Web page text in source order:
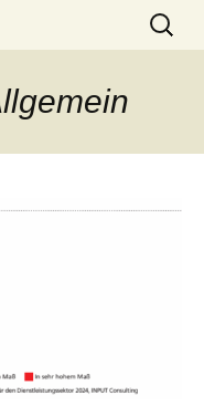
Suchen
nach: